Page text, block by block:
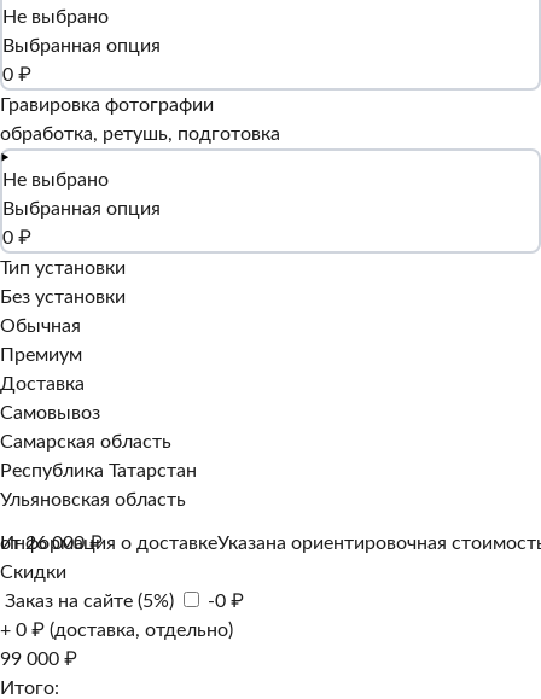
Не выбрано
Выбранная опция
0 ₽
Гравировка фотографии
обработка, ретушь, подготовка
Не выбрано
Выбранная опция
0 ₽
Тип установки
Без установки
Обычная
Премиум
Доставка
Самовывоз
Самарская область
Республика Татарстан
Ульяновская область
Информация о доставкеУказана ориентировочная
от 26 000 ₽
Скидки
Заказ на сайте (5%)
-0 ₽
+ 0 ₽ (доставка, отдельно)
99 000 ₽
Итого: